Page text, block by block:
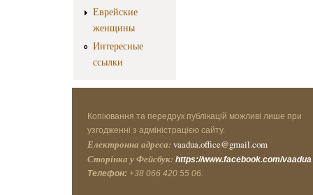
Еврейские
женщины
Интересные
ссылки
Копіювання та передрук публікацій можливі лише при
узгодженні з адміністрацією сайту.
Електронна адреса: vaadua.office@gmail.com
Сторінка у Фейсбук: https://www.facebook.com/vaadua
Телефон: +38 066 420 55 06.